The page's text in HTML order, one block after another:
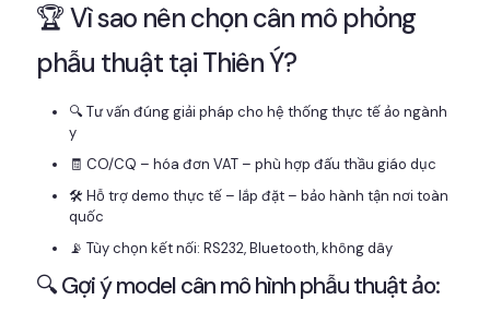
🏆 Vì sao nên chọn cân mô phỏng
phẫu thuật tại Thiên Ý?
🔍 Tư vấn đúng giải pháp cho hệ thống thực tế ảo ngành
y
🧾 CO/CQ – hóa đơn VAT – phù hợp đấu thầu giáo dục
🛠 Hỗ trợ demo thực tế – lắp đặt – bảo hành tận nơi toàn
quốc
📡 Tùy chọn kết nối: RS232, Bluetooth, không dây
🔍 Gợi ý model cân mô hình phẫu thuật ảo: